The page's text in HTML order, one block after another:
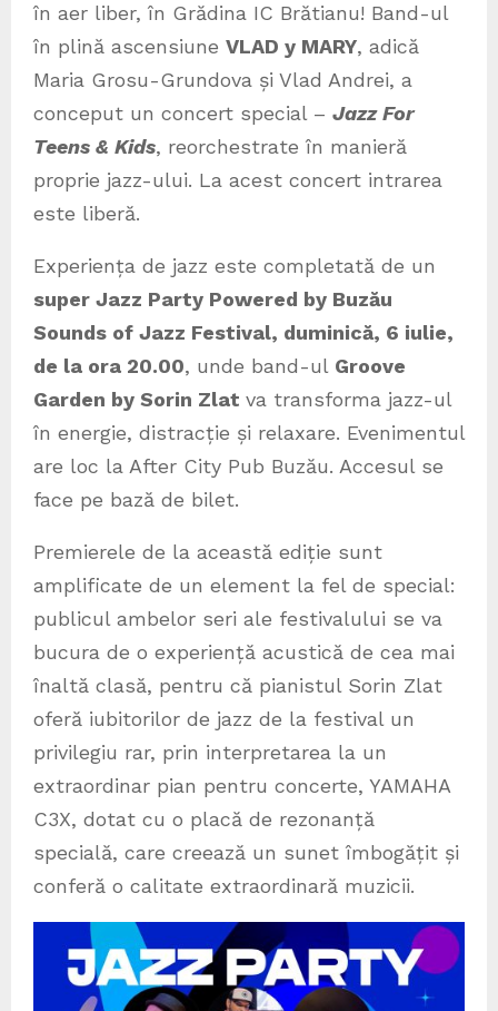
în aer liber, în Grădina IC Brătianu! Band-ul
în plină ascensiune VLAD y MARY, adică
Maria Grosu-Grundova și Vlad Andrei, a
conceput un concert special – Jazz For
Teens & Kids, reorchestrate în manieră
proprie jazz-ului. La acest concert intrarea
este liberă.
Experiența de jazz este completată de un
super Jazz Party Powered by Buzău
Sounds of Jazz Festival, duminică, 6 iulie,
de la ora 20.00, unde band-ul Groove
Garden by Sorin Zlat va transforma jazz-ul
în energie, distracție și relaxare. Evenimentul
are loc la After City Pub Buzău. Accesul se
face pe bază de bilet.
Premierele de la această ediție sunt
amplificate de un element la fel de special:
publicul ambelor seri ale festivalului se va
bucura de o experiență acustică de cea mai
înaltă clasă, pentru că pianistul Sorin Zlat
oferă iubitorilor de jazz de la festival un
privilegiu rar, prin interpretarea la un
extraordinar pian pentru concerte, YAMAHA
C3X, dotat cu o placă de rezonanță
specială, care creează un sunet îmbogățit și
conferă o calitate extraordinară muzicii.